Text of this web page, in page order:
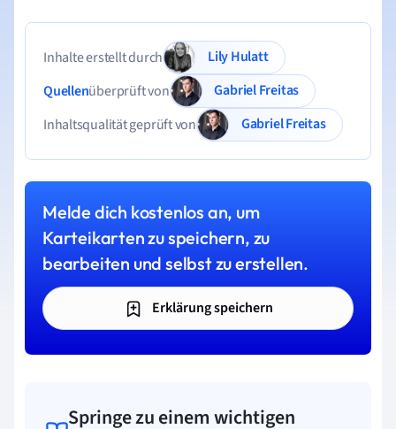
Inhalte erstellt durch
Lily Hulatt
Quellenüberprüft von
Gabriel Freitas
Inhaltsqualität geprüft von
Gabriel Freitas
Melde dich kostenlos an, um
Karteikarten zu speichern, zu
bearbeiten und selbst zu erstellen.
Erklärung speichern
Springe zu einem wichtigen